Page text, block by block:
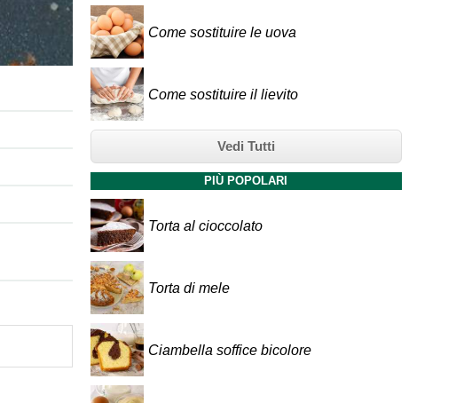
Come sostituire le uova
Come sostituire il lievito
Vedi Tutti
PIÙ POPOLARI
Torta al cioccolato
Torta di mele
Ciambella soffice bicolore